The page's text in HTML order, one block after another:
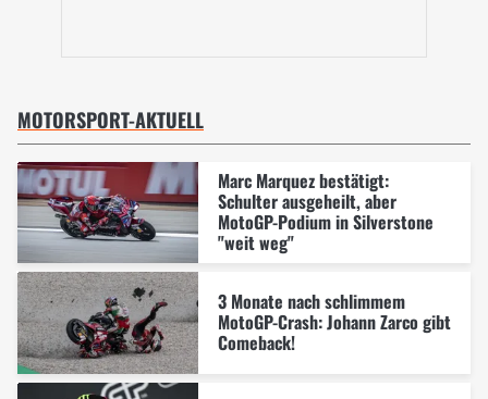
MOTORSPORT-AKTUELL
Marc Marquez bestätigt:
Schulter ausgeheilt, aber
MotoGP-Podium in Silverstone
"weit weg"
3 Monate nach schlimmem
MotoGP-Crash: Johann Zarco gibt
Comeback!